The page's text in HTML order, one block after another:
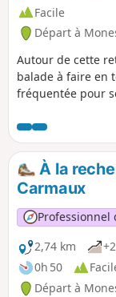
Facile
Départ à
Autour de cette
balade à faire en
fréquentée pour
aménagée et une
paddles en font
À la
Carmaux
2,74 km
0h 50
Départ à